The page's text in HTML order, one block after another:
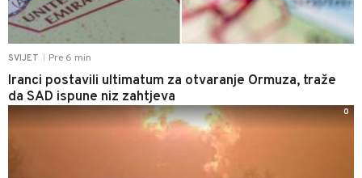
SVIJET Pre 6 min
Iranci postavili ultimatum za otvaranje Ormuza, traže
da SAD ispune niz zahtjeva
0